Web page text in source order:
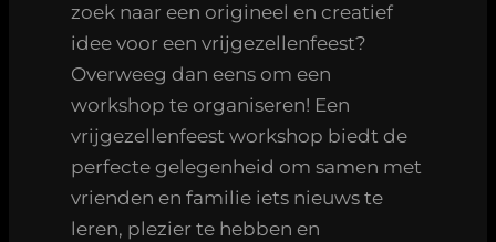
zoek naar een origineel en creatief
idee voor een vrijgezellenfeest?
Overweeg dan eens om een
workshop te organiseren! Een
vrijgezellenfeest workshop biedt de
perfecte gelegenheid om samen met
vrienden en familie iets nieuws te
leren, plezier te hebben en